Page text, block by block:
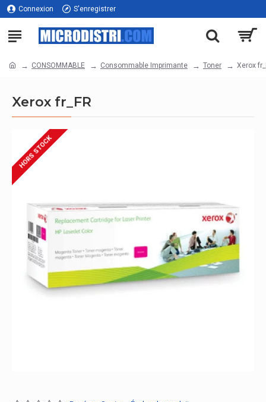
Connexion S'enregistrer
CONSOMMABLE Consommable Imprimante Toner Xerox
Xerox fr_FR
HORS STOCK